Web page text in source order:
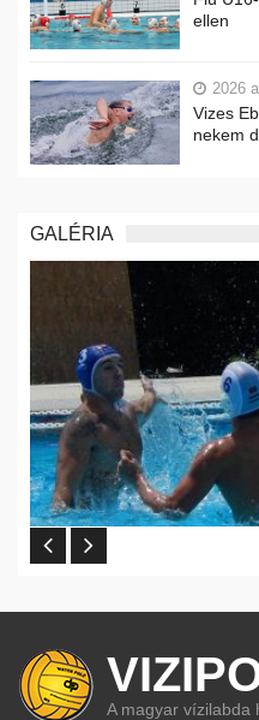
ellen
2026
Vizes
nekem
GALÉRIA
A magyar vízilabda